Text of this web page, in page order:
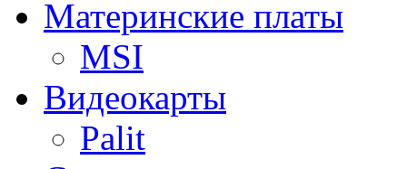
Материнские платы
MSI
Видеокарты
Palit